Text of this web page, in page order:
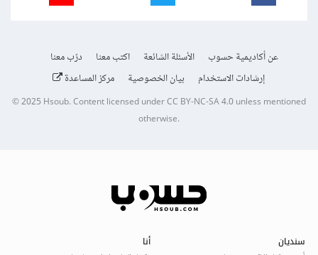
عن أكاديمية حسوب الأسئلة الشائعة اكتب معنا
درّب معنا
إرشادات الاستخدام
بيان الخصوصية مركز المساعدة
© 2025Hsoub.Content licensed underCC BY-NC-SA 4.0unless mentioned
otherwise.